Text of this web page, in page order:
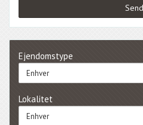
Ejendomstype
Enhver
Lokalitet
Enhver